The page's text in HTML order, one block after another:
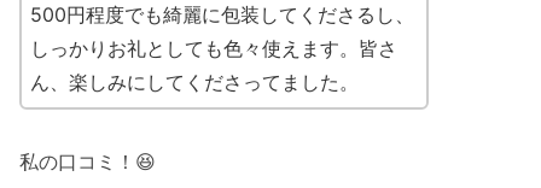
500円程度でも綺麗に包装してくださるし、
しっかりお礼としても色々使えます。皆さ
ん、楽しみにしてくださってました。
私の口コミ！😆